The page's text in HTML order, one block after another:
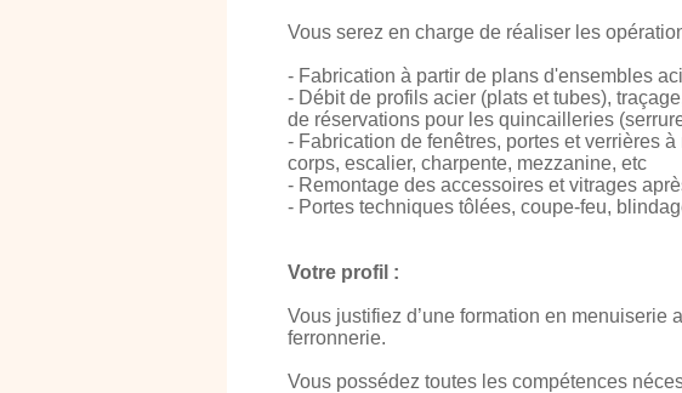
Vous serez en charge de réaliser les
- Fabrication à partir de plans d'ensembles
- Débit de profils acier (plats et tubes),
de réservations pour les quincailleries
- Fabrication de fenêtres, portes et verrières
corps, escalier, charpente, mezzanine, etc
- Remontage des accessoires et vitrages
- Portes techniques tôlées, coupe-feu,
Votre profil :
Vous justifiez d’une formation en
ferronnerie.
Vous possédez toutes les compétences